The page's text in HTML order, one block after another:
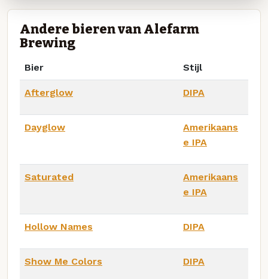
Andere bieren van Alefarm
Brewing
Bier Stijl
Afterglow DIPA
Dayglow
Amerikaans
e IPA
Saturated
Amerikaans
e IPA
Hollow Names DIPA
Show Me Colors DIPA